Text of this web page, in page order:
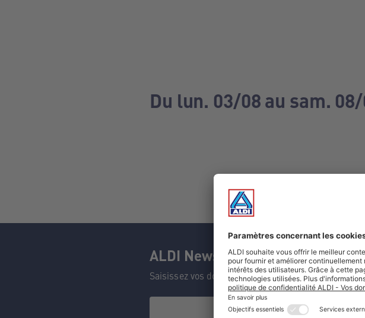
Du lun. 03/08 au sam.
ALDI Newsletter
Saisissez vos données et ne manquez aucune de